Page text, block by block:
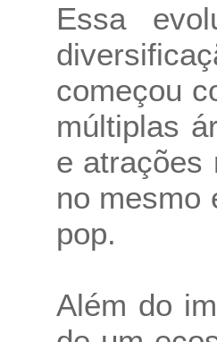
Essa
começou
múltiplas
e atrações
no mesmo
pop.
Além do